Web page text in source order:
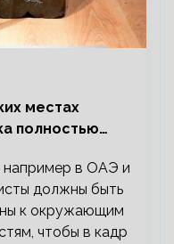
местах
полностью
например в ОАЭ и
должны быть
к окружающим
чтобы в кадр